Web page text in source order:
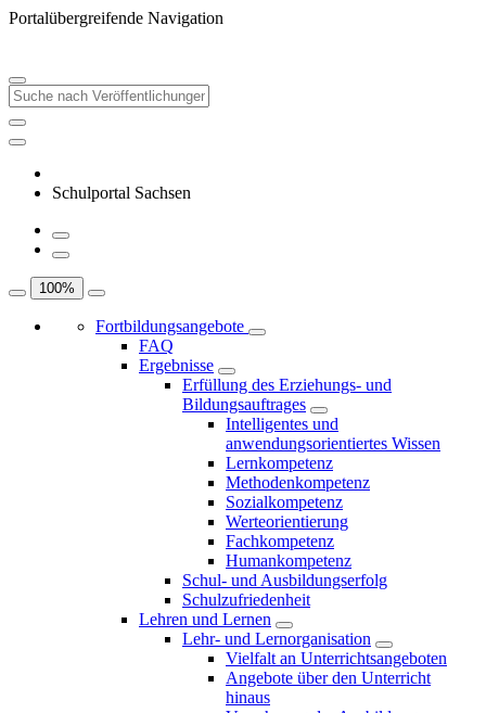
Portalübergreifende Navigation
Schulportal Sachsen
100%
Fortbildungsangebote
FAQ
Ergebnisse
Erfüllung des Erziehungs- und
Bildungsauftrages
Intelligentes und
anwendungsorientiertes Wissen
Lernkompetenz
Methodenkompetenz
Sozialkompetenz
Werteorientierung
Fachkompetenz
Humankompetenz
Schul- und Ausbildungserfolg
Schulzufriedenheit
Lehren und Lernen
Lehr- und Lernorganisation
Vielfalt an Unterrichtsangeboten
Angebote über den Unterricht
hinaus